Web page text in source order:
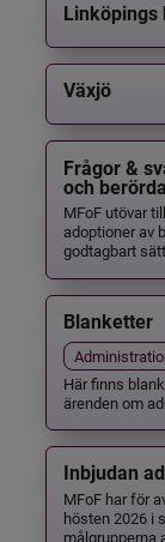
Linköpings
Växjö
Frågor &
och
MFoF utövar
adoptioner av
godtagbart
Blanketter
Här finns
ärenden om
Inbjudan
MFoF har för
hösten 2026 i
målgrupperna